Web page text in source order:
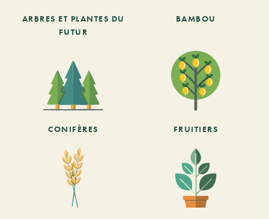
ARBRES ET PLANTES DU
FUTUR
BAMBOU
CONIFÈRES FRUITIERS